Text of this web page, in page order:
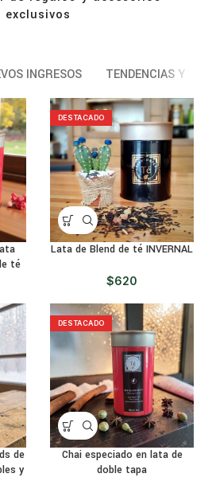
exclusivos
INGRESOS TENDENCIAS Y
té
DESTACADO
Lata de Blend de té INVERNAL
$620
de
y
DESTACADO
Chai especiado en lata de
doble tapa